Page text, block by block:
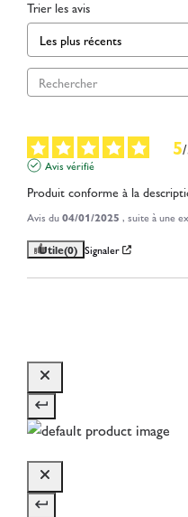
Trier les avis
5/
Avis vérifié
Produit conforme à la
Avis du04/01/2025 , suite à une
Utile(0) Signaler